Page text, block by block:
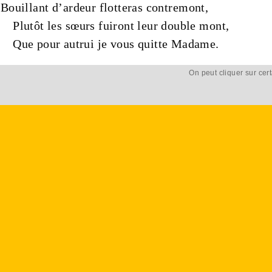
Bouillant d’ardeur flotteras contremont,
Plutôt les sœurs fuiront leurdouble mont,
Que pour autrui je vous quitte Madame.
On peut cliquer sur